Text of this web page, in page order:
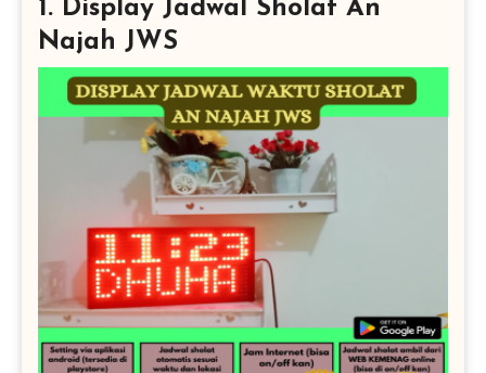
1. Display Jadwal Sholat An
Najah JWS